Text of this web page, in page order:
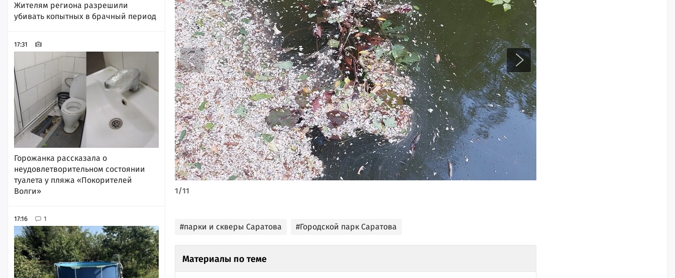
Жителям региона разрешили
убивать копытных в брачный период
17:31
Горожанка рассказала о
неудовлетворительном состоянии
туалета у пляжа «Покорителей
Волги»
17:16 1
1/11
#парки и скверы Саратова #Городской парк Саратова
Материалы по теме